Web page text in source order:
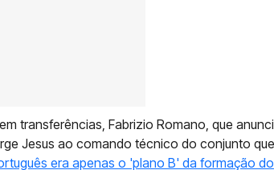
transferências, Fabrizio Romano, que
Jesus ao comando técnico do conjunto que
era apenas o 'plano B' da formação do